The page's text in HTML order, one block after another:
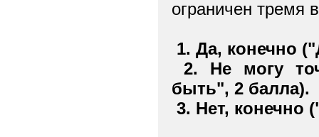
ограничен тремя
1. Да, конечно
2. Не могу
быть", 2 балла).
3. Нет, конечно